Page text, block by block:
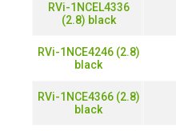
RVi-1NCEL4336
(2.8) black
RVi-1NCE4246 (2.8)
black
RVi-1NCE4366 (2.8)
black